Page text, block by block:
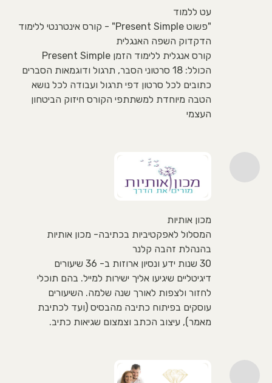
עט ללמוד
"פשוט Present Simple" - קורס אינטרנטי ללימוד
הדקדוק השפה האנגלית
קורס אנגלית ללימוד הזמן Present Simple
הכולל: 18 סרטוני הסבר, תרגול ודוגמאות הסברים
כתובים לכל סרטון דפי תרגול ועבודה לכל נושא
הטבה מיוחדת למשתתפי הקורס חיזוק הביטחון
העצמי
מכון אותיות
המסלול לאפקטיביות בכתיבה- מכון אותיות
בהנהלת זהבה קלנר
30 שנות ידע ונסיון ארוזות ב- 36 שיעורים
דיגיטליים שיגיעו אליך ישירות למייל. בהם תוכלי
לחזור ולצפות לאורך שנה שלמה. השיעורים
עוסקים בפיתוח כתיבה מהבסיס (ועד לכתיבת
מאמר), עיצוב הכתב וצמצום שגיאות כתיב.